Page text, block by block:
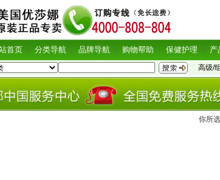
首页 分类导航 品牌导航 购物帮助 保健护理 产
高级/
你所